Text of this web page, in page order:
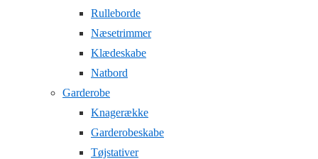
Rulleborde
Næsetrimmer
Klædeskabe
Natbord
Garderobe
Knagerække
Garderobeskabe
Tøjstativer